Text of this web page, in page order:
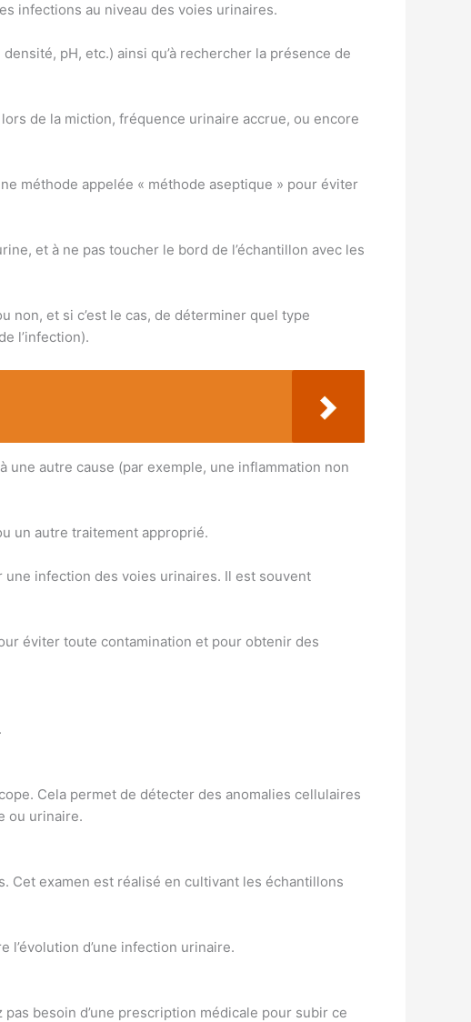
infections au niveau des voies urinaires.
pH, etc.) ainsi qu’à rechercher la présence de
de la miction, fréquence urinaire accrue, ou encore
méthode appelée « méthode aseptique » pour éviter
et à ne pas toucher le bord de l’échantillon avec les
non, et si c’est le cas, de déterminer quel type
l’infection).
une autre cause (par exemple, une inflammation non
un autre traitement approprié.
une infection des voies urinaires. Il est souvent
éviter toute contamination et pour obtenir des
Cela permet de détecter des anomalies cellulaires
ou urinaire.
Cet examen est réalisé en cultivant les échantillons
d’une infection urinaire.
besoin d’une prescription médicale pour subir ce